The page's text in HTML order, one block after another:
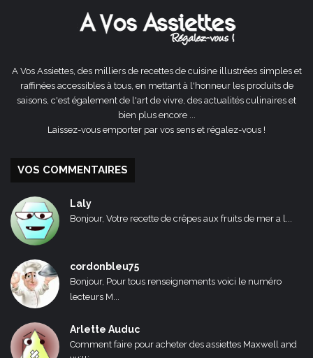
A Vos Assiettes, des milliers de recettes de cuisine illustrées simples et
raffinées accessibles à tous, en mettant à l'honneur les produits de
saisons, c'est également de l'art de vivre, des actualités culinaires et
bien plus encore ...
Laissez-vous emporter par vos sens et régalez-vous !
VOS COMMENTAIRES
Laly
Bonjour, Votre recette de crêpes aux fruits de mer a l...
cordonbleu75
Bonjour, Pour tous renseignements voici le numéro
lecteurs M...
Arlette Auduc
Comment faire pour acheter des assiettes Maxwell and